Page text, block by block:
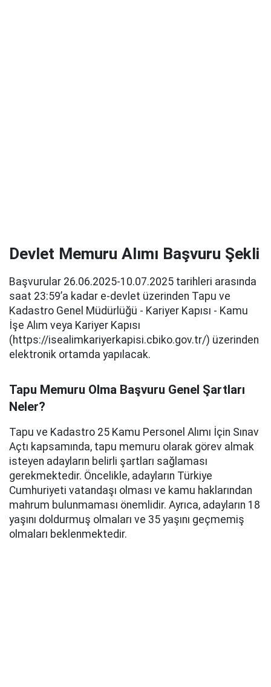
Devlet Memuru Alımı Başvuru Şekli
Başvurular 26.06.2025-10.07.2025 tarihleri arasında
saat 23:59’a kadar e-devlet üzerinden Tapu ve
Kadastro Genel Müdürlüğü - Kariyer Kapısı - Kamu
İşe Alım veya Kariyer Kapısı
(https://isealimkariyerkapisi.cbiko.gov.tr/) üzerinden
elektronik ortamda yapılacak.
Tapu Memuru Olma Başvuru Genel Şartları
Neler?
Tapu ve Kadastro 25 Kamu Personel Alımı İçin Sınav
Açtı kapsamında, tapu memuru olarak görev almak
isteyen adayların belirli şartları sağlaması
gerekmektedir. Öncelikle, adayların Türkiye
Cumhuriyeti vatandaşı olması ve kamu haklarından
mahrum bulunmaması önemlidir. Ayrıca, adayların 18
yaşını doldurmuş olmaları ve 35 yaşını geçmemiş
olmaları beklenmektedir.